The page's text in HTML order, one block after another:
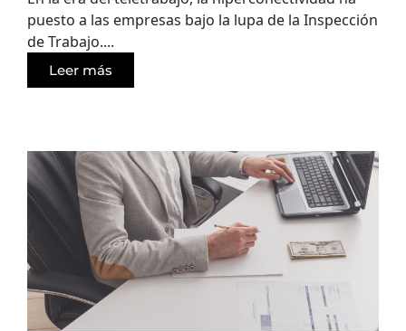
puesto a las empresas bajo la lupa de la Inspección
de Trabajo....
Leer más